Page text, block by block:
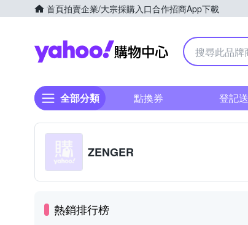
首頁拍賣企業/大宗採購入口合作招商App下載
Yahoo購物中心
全部分類 點換券 登記送
ZENGER
熱銷排行榜